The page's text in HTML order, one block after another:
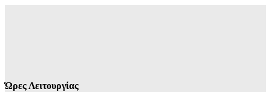
Ώρες Λειτουργίας